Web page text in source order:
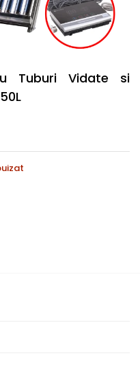
Tuburi Vidate si